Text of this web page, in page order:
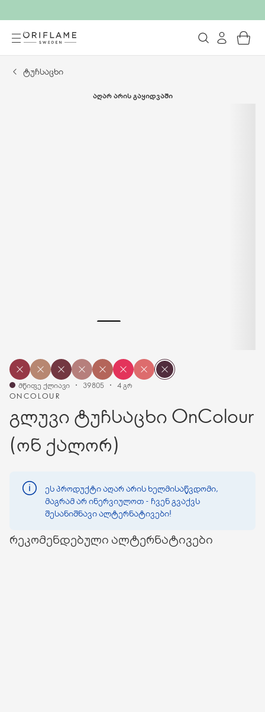
ტუჩსაცხი
ᲐᲦᲐᲠ ᲐᲠᲘᲡ ᲒᲐᲧᲘᲓᲕᲐᲨᲘ
ONCOLOUR
გლუვი ტუჩსაცხი OnColour
(ონ ქალორ)
მწიფე ქლიავი 39805 4 გრ
ეს პროდუქტი აღარ არის ხელმისაწვდომი,
მაგრამ არ ინერვიულოთ - ჩვენ გვაქვს
შესანიშნავი ალტერნატივები!
რეკომენდებული ალტერნატივები